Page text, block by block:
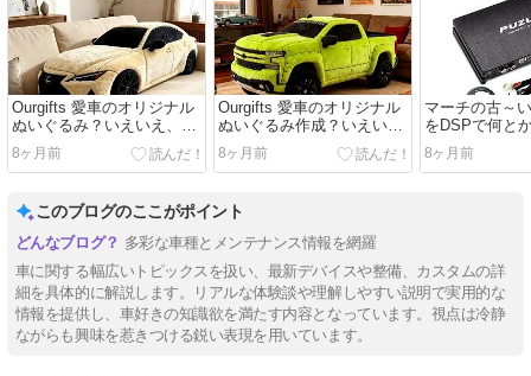
Ourgifts 愛車のオリジナル
ぬいぐるみ？いえいえ、単
なる枕です Pt.2
8ヶ月前
Ourgifts 愛車のオリジナル
ぬいぐるみ作成？いえい
え、枕ですね
8ヶ月前
マーチの古～
をDSPで何と
い:PUZU PZ-
8ヶ月前
このブログのここがポイント
多彩な車種とメンテナンス情報を網羅
車に関する幅広いトピックスを扱い、最新デバイスや整備、カスタムの詳
細を具体的に解説します。リアルな体験談や理解しやすい説明で実用的な
情報を提供し、車好きの知識欲を満たす内容となっています。視点は冷静
ながらも興味を惹きつける鋭い表現を用いています。